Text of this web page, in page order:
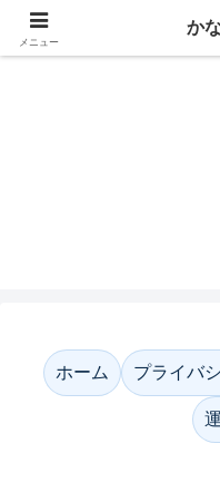
ホーム プライバ
メニュー
か